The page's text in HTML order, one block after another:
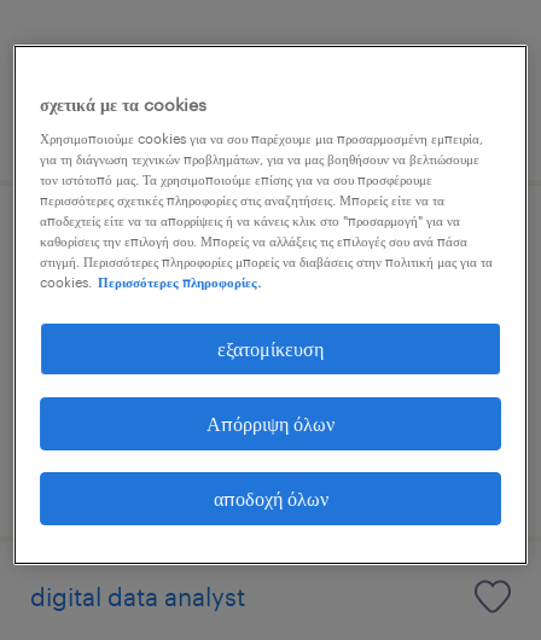
δημοσιεύτηκε 3 αυγούστου 2026
junior brand manager
athens, attica
digital data analyst
σχετικά με τα cookies
Χρησιμοποιούμε cookies για να σου παρέχουμε μια προσαρμοσμένη εμπειρία,
για τη διάγνωση τεχνικών προβλημάτων, για να μας βοηθήσουν να βελτιώσουμε
τον ιστότοπό μας. Τα χρησιμοποιούμε επίσης για να σου προσφέρουμε
περισσότερες σχετικές πληροφορίες στις αναζητήσεις. Μπορείς είτε να τα
αποδεχτείς είτε να τα απορρίψεις ή να κάνεις κλικ στο "προσαρμογή" για να
καθορίσεις την επιλογή σου. Μπορείς να αλλάξεις τις επιλογές σου ανά πάσα
στιγμή. Περισσότερες πληροφορίες μπορείς να διαβάσεις στην πολιτική μας για τα
cookies.
Περισσότερες πληροφορίες.
εξατομίκευση
Απόρριψη όλων
αποδοχή όλων